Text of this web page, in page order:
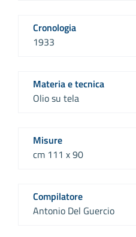
Cronologia
1933
Materia e tecnica
Olio su tela
Misure
cm 111 x 90
Compilatore
Antonio Del Guercio